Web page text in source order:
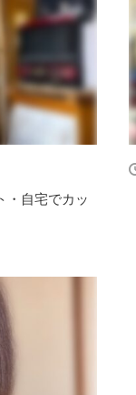
・自宅でカッ